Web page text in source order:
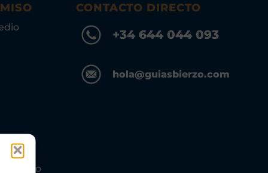
Turismo
CONTACTO DIRECTO
+34 644 044 093
hola@guiasbierzo.com